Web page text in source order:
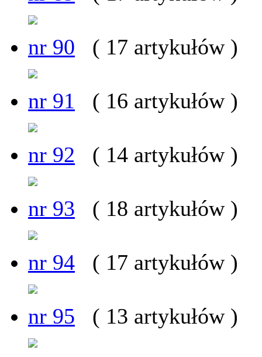
nr 90 ( 17 artykułów )
nr 91 ( 16 artykułów )
nr 92 ( 14 artykułów )
nr 93 ( 18 artykułów )
nr 94 ( 17 artykułów )
nr 95 ( 13 artykułów )